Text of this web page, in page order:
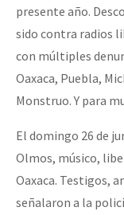
presente año.
sido contra radios
con múltiples
Oaxaca, Puebla,
Monstruo. Y para
El domingo 26 de
Olmos, músico,
Oaxaca. Testigos,
señalaron a la